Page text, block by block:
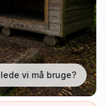
vi må bruge?